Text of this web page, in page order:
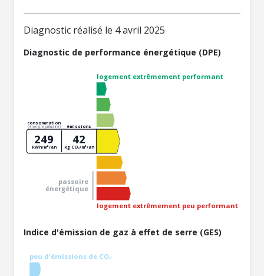
Diagnostic réalisé le 4 avril 2025
Diagnostic de performance énergétique (DPE)
logement extrêmement performant
logement extrêmement peu performant
passoire
énergétique
consommation
(énergie primaire) émissions
249
kWh/m²/an
42
kg CO₂/m²/an
Indice d'émission de gaz à effet de serre (GES)
peu d'émissions de CO₂